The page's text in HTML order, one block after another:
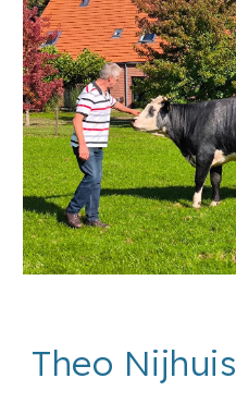
Theo Nijhuis